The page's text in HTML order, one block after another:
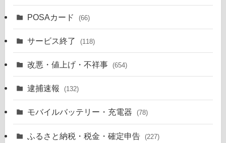
POSAカード (66)
サービス終了 (118)
改悪・値上げ・不祥事 (654)
逮捕速報 (132)
モバイルバッテリー・充電器 (78)
ふるさと納税・税金・確定申告 (227)